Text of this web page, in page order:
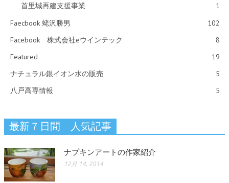
首里城再建支援事業
1
Faecbook 蛯沢勝男
102
Facebook 株式会社eウインテック
8
Featured
19
ナチュラル銀イオン水の販売
5
八戸高専情報
5
最新７日間 人気記事
ナプキンアートの作家紹介
12月 14, 2014